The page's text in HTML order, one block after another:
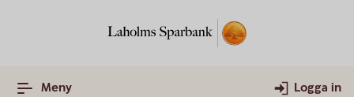
Meny Logga in